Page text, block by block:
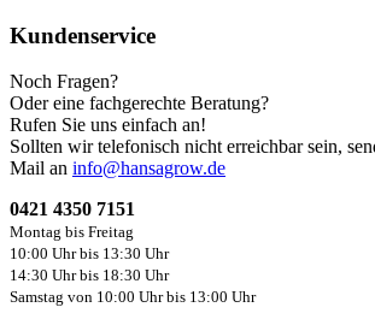
Kundenservice
Noch Fragen?
Oder eine fachgerechte Beratung?
Rufen Sie uns einfach an!
Sollten wir telefonisch nicht erreichbar sein,
Mail an info@hansagrow.de
0421 4350 7151
Montag bis Freitag
10:00 Uhr bis 13:30 Uhr
14:30 Uhr bis 18:30 Uhr
Samstag von 10:00 Uhr bis 13:00 Uhr